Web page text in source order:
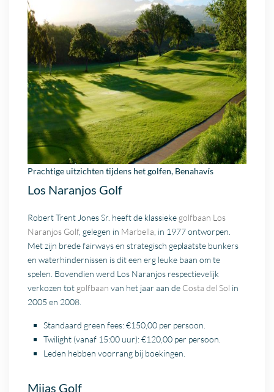
Prachtige uitzichten tijdens het golfen, Benahavís
Los Naranjos Golf
Robert Trent Jones Sr. heeft de klassieke golfbaan Los
Naranjos Golf, gelegen in Marbella, in 1977 ontworpen.
Met zijn brede fairways en strategisch geplaatste bunkers
en waterhindernissen is dit een erg leuke baan om te
spelen. Bovendien werd Los Naranjos respectievelijk
verkozen tot golfbaan van het jaar aan de Costa del Sol in
2005 en 2008.
Standaard green fees: €150,00 per persoon.
Twilight (vanaf 15:00 uur): €120,00 per persoon.
Leden hebben voorrang bij boekingen.
Mijas Golf